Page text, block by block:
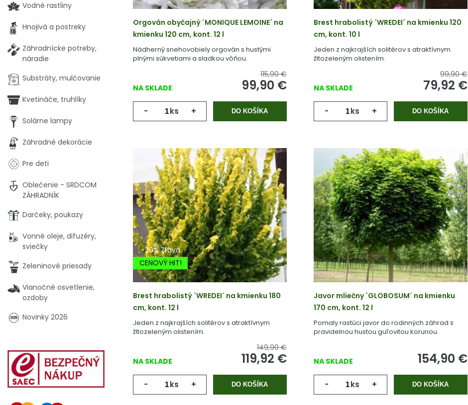
Orgován obyčajný ´MONIQUE LEMOINE´ na
kmienku 120 cm, kont. 12 l
Nádherný snehovobiely orgován s hustými
plnými súkvetiami a sladkou vôňou.
NA SKLADE
115,90 €
99,90 €
- ks + DO KOŠÍKA
Brest hrabolistý ´WREDEI´ na kmienku 120
cm, kont. 10 l
Jeden z najkrajších solitérov s atraktívnym
žltozeleným olistením.
NA SKLADE
99,90 €
79,92 €
- ks + DO KOŠÍKA
-20% Zľava
CENOVÝ HIT!
Brest hrabolistý ´WREDEI´ na kmienku 180
cm, kont. 12 l
Jeden z najkrajších solitérov s atraktívnym
žltozeleným olistením.
NA SKLADE
149,90 €
119,92 €
- ks + DO KOŠÍKA
Javor mliečny ´GLOBOSUM´ na kmienku
170 cm, kont. 12 l
Pomaly rastúci javor do rodinných záhrad s
pravidelnou hustou guľovitou korunou.
NA SKLADE 154,90 €
- ks + DO KOŠÍKA
Vodné rastliny
Hnojivá a postreky
Záhradnícke potreby,
náradie
Substráty, mulčovanie
Kvetináče, truhlíky
Solárne lampy
Záhradné dekorácie
Pre deti
Oblečenie - SRDCOM
ZÁHRADNÍK
Darčeky, poukazy
Vonné oleje, difuzéry,
sviečky
Zeleninové priesady
Vianočné osvetlenie,
ozdoby
Novinky 2026